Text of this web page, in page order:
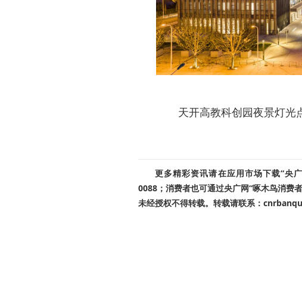
天开高教科创园夜景灯光
更多精彩资讯请在应用市场下载“央
0088；消费者也可通过央广网“啄木鸟消费
未经授权不得转载。转载请联系：